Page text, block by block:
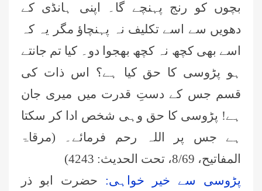
بچوں کو رنج پہنچے گا۔ اپنی ہانڈی کے
دھویں سے اسے تکلیف نہ پہنچاؤ مگر یہ کہ
اسے بھی کچھ نہ کچھ بھجوا دو۔ کیا تم جانتے
ہو پڑوسی کا حق کیا ہے؟ اس ذات کی
قسم جس کے دستِ قدرت میں میری جان
ہے! پڑوسی کا حق وہی شخص ادا کر سکتا
ہے جس پر اللہ رحم فرمائے۔ (مرقاۃ
المفاتیح، 8/69، تحت الحدیث: 4243)
پڑوسی سے خیر خواہی: حضرت ابو ذر